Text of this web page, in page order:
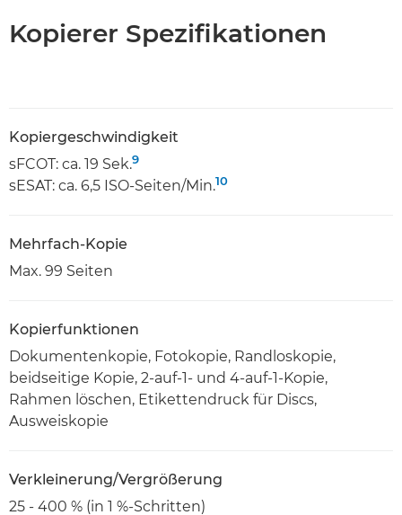
Kopierer Spezifikationen
Kopiergeschwindigkeit
sFCOT: ca. 19 Sek.9
sESAT: ca. 6,5 ISO-Seiten/Min.10
Mehrfach-Kopie
Max. 99 Seiten
Kopierfunktionen
Dokumentenkopie, Fotokopie, Randloskopie,
beidseitige Kopie, 2-auf-1- und 4-auf-1-Kopie,
Rahmen löschen, Etikettendruck für Discs,
Ausweiskopie
Verkleinerung/Vergrößerung
25 - 400 % (in 1 %-Schritten)